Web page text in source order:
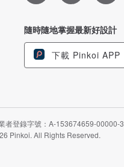
隨時隨地掌握最新好設計
下載 Pinkoi APP
者登錄字號：A-153674659-00000-3
Pinkoi. All Rights Reserved.